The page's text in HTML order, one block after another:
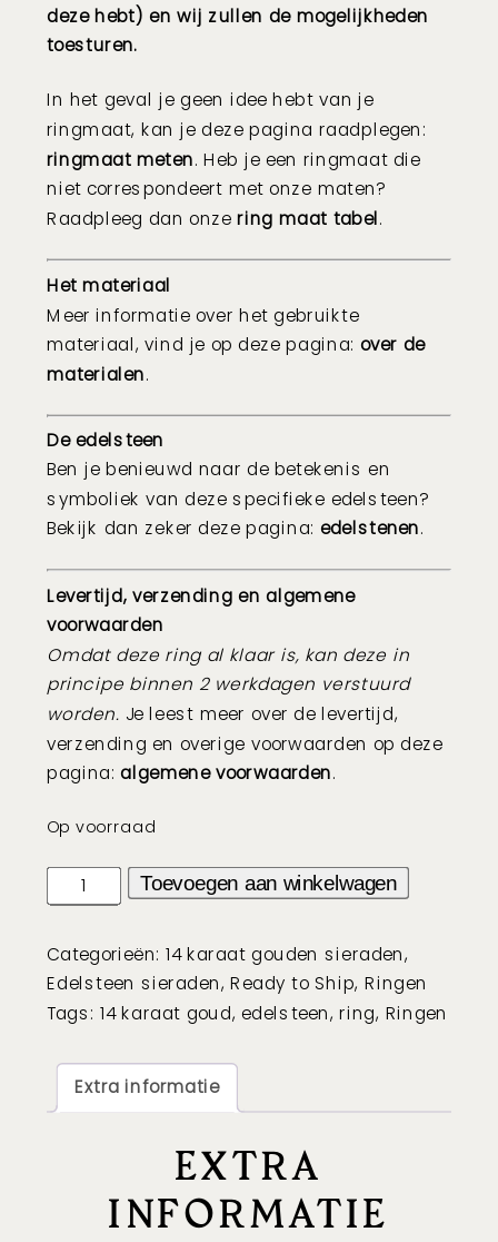
deze hebt) en wij zullen de mogelijkheden
toesturen.
In het geval je geen idee hebt van je
ringmaat, kan je deze pagina raadplegen:
ringmaat meten. Heb je een ringmaat die
niet correspondeert met onze maten?
Raadpleeg dan onze ring maat tabel.
Het materiaal
Meer informatie over het gebruikte
materiaal, vind je op deze pagina: over de
materialen.
De edelsteen
Ben je benieuwd naar de betekenis en
symboliek van deze specifieke edelsteen?
Bekijk dan zeker deze pagina: edelstenen.
Levertijd, verzending en algemene
voorwaarden
Omdat deze ring al klaar is, kan deze in
principe binnen 2 werkdagen verstuurd
worden. Je leest meer over de levertijd,
verzending en overige voorwaarden op deze
pagina:algemene voorwaarden.
Op voorraad
Ring
met
en
moissaniet
accenten
goud
Toevoegen aan winkelwagen
Categorieën: 14 karaat gouden sieraden,
Edelsteen sieraden,Ready to Ship, Ringen
Tags:14 karaat goud,edelsteen,ring, Ringen
Extra informatie
EXTRA
INFORMATIE